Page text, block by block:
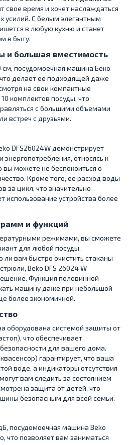
свое время и хочет наслаждаться
усилий. С белым элегантным
в любую кухню и станет
в быту.
и большая вместимость
см, посудомоечная машина Беко
делает ее подходящей даже
на свои компактные
комплектов посуды, что
с большими объемами
встреч с друзьями.
DFS26024W демонстрирует
относясь к
вы можете не беспокоиться о
Кроме того, ее расход воды
за цикл, что значительно
использование устройства более
и функций
режимами, вы сможете
для любой посуды.
ли вам быстро очистить стаканы
Beko DFS 26024 W
Функция половинной
машину даже при небольшой
более экономичной.
оборудована системой защиты от
что обеспечивает
для вашего дома.
гарантирует, что ваша
воде, а индикаторы отсутствия
вам следить за состоянием
защита от детей, что
безопасным для всей семьи.
посудомоечная машина Beko
что позволяет вам заниматься